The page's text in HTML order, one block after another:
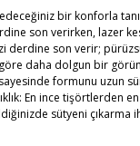
bir konforla
son verirken, lazer
derdine son verir;
daha dolgun bir
formunu uzun
En ince
sütyeni